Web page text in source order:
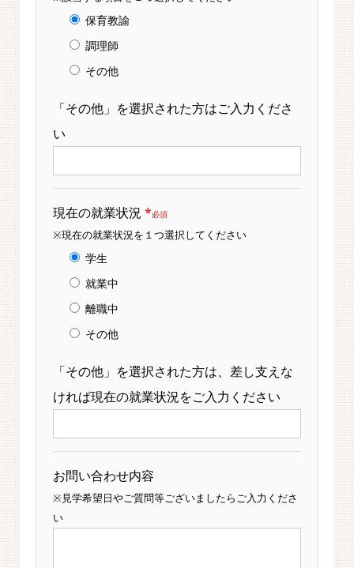
保育教諭
調理師
その他
「その他」を選択された方はご入力くださ
い
現在の就業状況 *必須
※現在の就業状況を１つ選択してください
学生
就業中
離職中
その他
「その他」を選択された方は、差し支えな
ければ現在の就業状況をご入力ください
お問い合わせ内容
※見学希望日やご質問等ございましたらご入力くださ
い